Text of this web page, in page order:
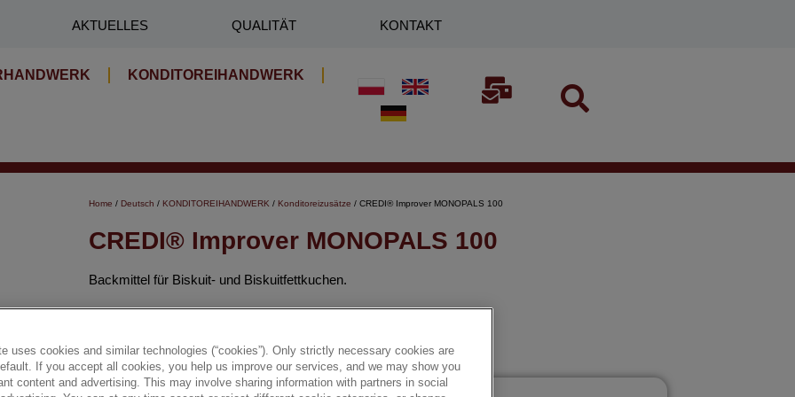
AKTUELLES QUALITÄT KONTAKT
KONDITOREIHANDWERK
Home / Deutsch / KONDITOREIHANDWERK / Konditoreizusätze / CREDI® Improver MONOPALS 100
CREDI® Improver MONOPALS 100
Backmittel für Biskuit- und Biskuitfettkuchen.
uses cookies and similar technologies (“cookies”). Only strictly necessary cookies are
If you accept all cookies, you help us improve our services, and we may show you
content and advertising. This may involve sharing information with partners in social